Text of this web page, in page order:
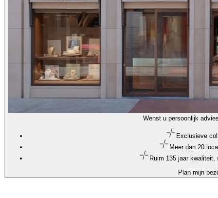
Wenst u persoonlijk
Exclusieve
Meer dan 20
Ruim 135 jaar
Plan mijn